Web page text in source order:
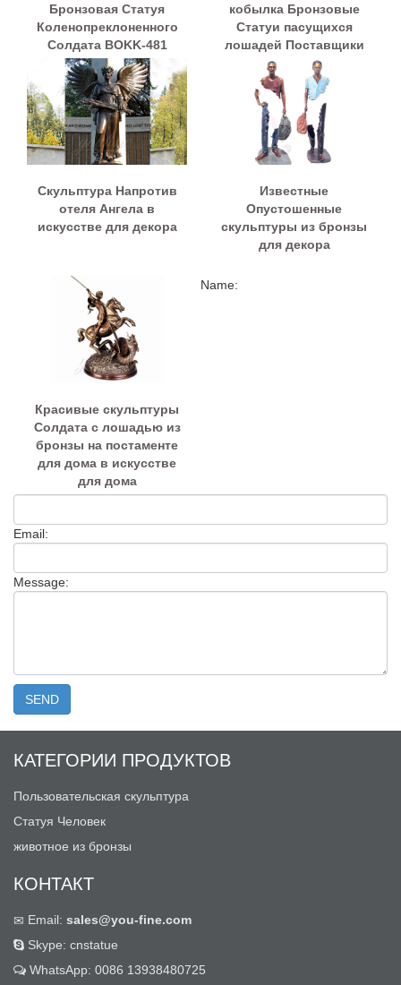
Бронзовая Статуя
Коленопреклоненного
Солдата BOKK-481
кобылка Бронзовые
Статуи пасущихся
лошадей Поставщики
BOKK-244
Скульптура Напротив
отеля Ангела в
искусстве для декора
Известные
Опустошенные
скульптуры из бронзы
для декора
Красивые скульптуры
Солдата с лошадью из
бронзы на постаменте
для дома в искусстве
для дома
Name:
Email:
Message:
КАТЕГОРИИ ПРОДУКТОВ
Пользовательская скульптура
Статуя Человек
животное из бронзы
КОНТАКТ
Email: sales@you-fine.com
Skype: cnstatue
WhatsApp: 0086 13938480725